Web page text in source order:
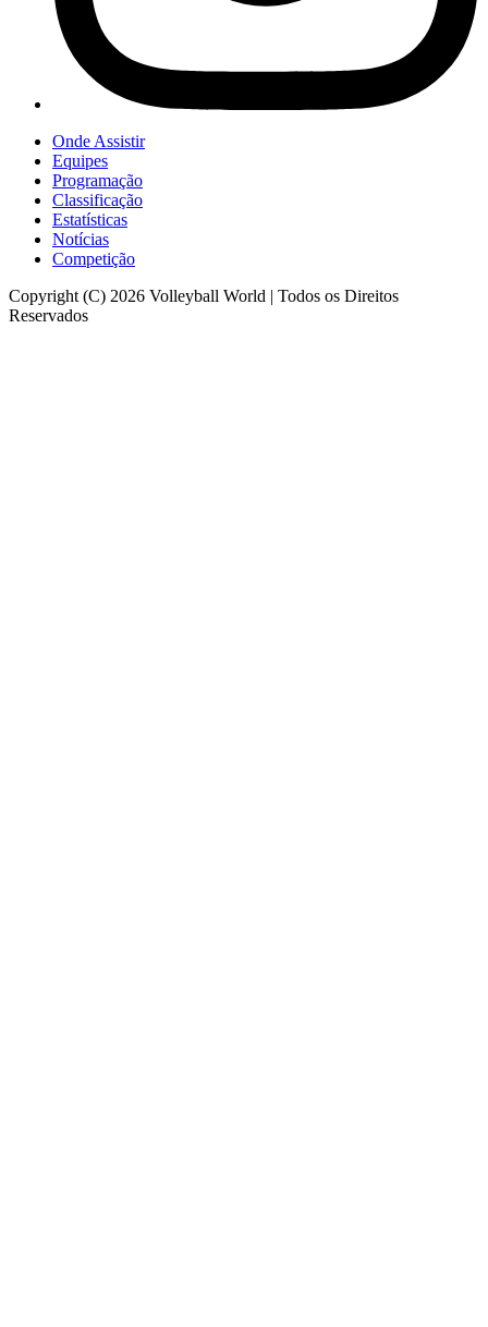
Onde Assistir
Equipes
Programação
Classificação
Estatísticas
Notícias
Competição
Copyright (C) 2026 Volleyball World | Todos os Direitos
Reservados